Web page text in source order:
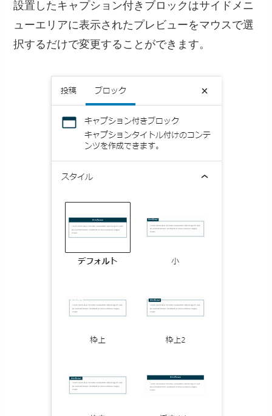
設置したキャプション付きブロックはサイドメニ
ューエリアに表示されたプレビューをマウスで選
択するだけで変更することができます。